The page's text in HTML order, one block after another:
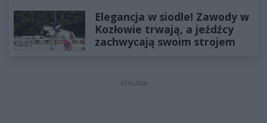
Elegancja w siodle! Zawody w
Kozłowie trwają, a jeźdźcy
zachwycają swoim strojem
REKLAMA